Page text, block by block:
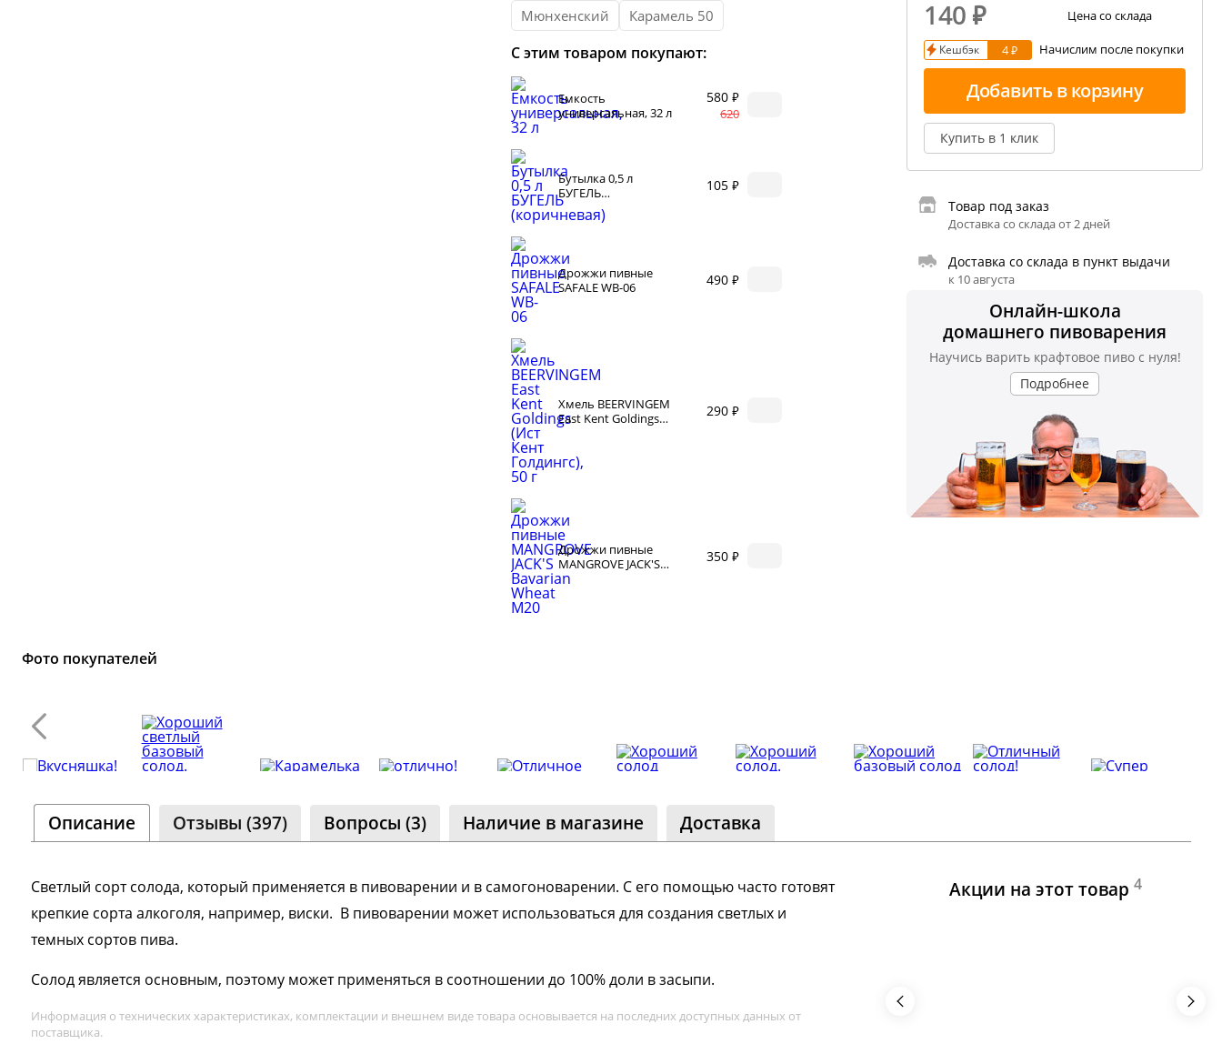
автоклаве
Коррекция показаний ареометра
Разбавление и испарение сусла
Содержание алкоголя в пиве
Мюнхенский
Карамель 50
С этим товаром покупают:
Емкость
универсальная, 32 л
580 ₽
620
Бутылка 0,5 л
БУГЕЛЬ
(коричневая)
105 ₽
Дрожжи пивные
SAFALE WB-06
490 ₽
Хмель BEERVINGEM
East Kent Goldings
(Ист Кент Голдингс),
290 ₽
Дрожжи пивные
MANGROVE JACK'S
Bavarian Wheat M20
350 ₽
140 ₽ Цена со склада
Кешбэк 4 ₽ Начислим после покупки
Добавить в корзину
Купить в 1 клик
Товар под заказ
Доставка со склада от 2 дней
Доставка со склада в пункт выдачи
к 10 августа
Онлайн-школа
домашнего пивоварения
Научись варить крафтовое пиво с нуля!
Подробнее
Фото покупателей
Описание Отзывы (397) Вопросы (3) Наличие в магазине Доставка
Светлый сорт солода, который применяется в пивоварении и в самогоноварении. С его помощью часто готовят
крепкие сорта алкоголя, например, виски. В пивоварении может использоваться для создания светлых и
темных сортов пива.
Солод является основным, поэтому может применяться в соотношении до 100% доли в засыпи.
Информация о технических характеристиках, комплектации и внешнем виде товара основывается на последних доступных данных от
поставщика.
Акции на этот товар 4